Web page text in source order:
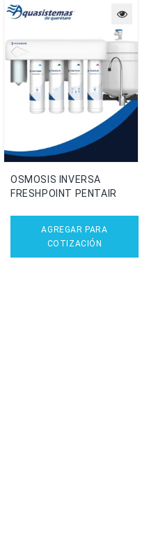
OSMOSIS INVERSA
FRESHPOINT PENTAIR
AGREGAR PARA
COTIZACIÓN